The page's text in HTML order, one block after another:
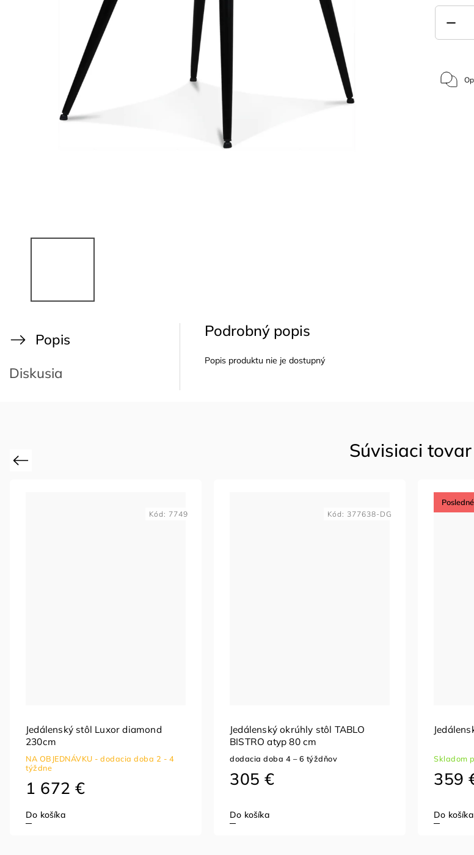
Popis
Diskusia
Podrobný popis
Popis produktu nie je dostupný
Súvisiaci tovar
Previous
Jedálenský stôl Luxor diamond
230cm
NA OBJEDNÁVKU - dodacia doba 2 - 4
týždne
1 672 €
Do košíka
Kód: 7749
Jedálenský okrúhly stôl TABLO
BISTRO atyp 80 cm
dodacia doba 4 – 6 týždňov
305 €
Do košíka
Kód: 377638-DG
Skladom
359
Do košíka